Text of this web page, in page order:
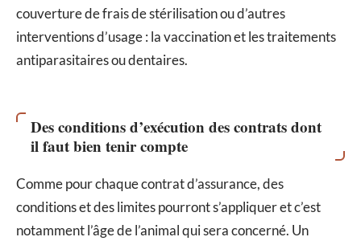
couverture de frais de stérilisation ou d’autres
interventions d’usage : la vaccination et les traitements
antiparasitaires ou dentaires.
Des conditions d’exécution des contrats dont
il faut bien tenir compte
Comme pour chaque contrat d’assurance, des
conditions et des limites pourront s’appliquer et c’est
notamment l’âge de l’animal qui sera concerné. Un